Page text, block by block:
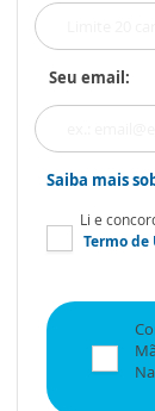
Seu email:
Saiba mais
Li e
Termo de